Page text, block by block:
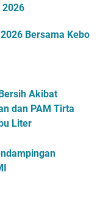
2026
Bersama Kebo
Akibat
dan PAM Tirta
Liter